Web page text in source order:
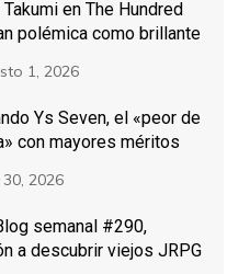
en The Hundred
polémica como brillante
1, 2026
Ys Seven, el «peor de
con mayores méritos
2026
semanal #290,
a descubrir viejos JRPG